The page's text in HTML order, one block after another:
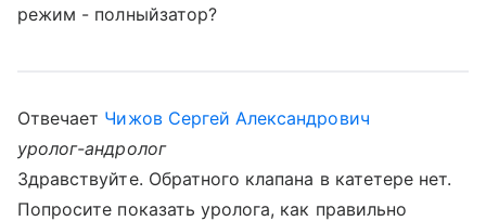
режим - полныйзатор?
Отвечает Чижов Сергей Александрович
уролог-андролог
Здравствуйте. Обратного клапана в катетере нет.
Попросите показать уролога, как правильно